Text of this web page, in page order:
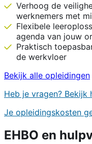
Verhoog de
werknemers met
Flexibele
agenda van jouw
Praktisch
de werkvloer
Bekijk alle opleidingen
Heb je vragen? Bekijk
Je opleidingskosten
EHBO en